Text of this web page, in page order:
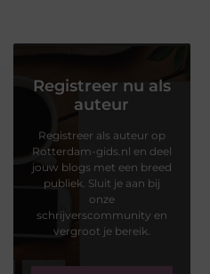
Registreer nu als
auteur
Registreer als auteur op
Rotterdam-gids.nl en deel
jouw blogs met een breed
publiek. Sluit je aan bij
onze
schrijverscommunity en
vergroot je bereik.